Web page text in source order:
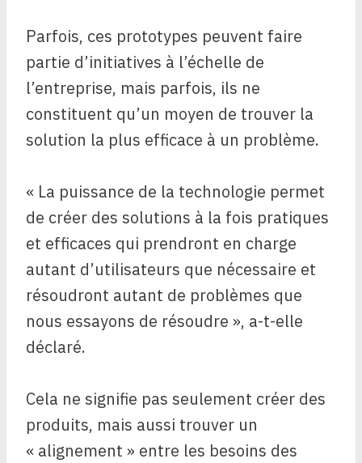
Parfois, ces prototypes peuvent faire
partie d’initiatives à l’échelle de
l’entreprise, mais parfois, ils ne
constituent qu’un moyen de trouver la
solution la plus efficace à un problème.
« La puissance de la technologie permet
de créer des solutions à la fois pratiques
et efficaces qui prendront en charge
autant d’utilisateurs que nécessaire et
résoudront autant de problèmes que
nous essayons de résoudre », a-t-elle
déclaré.
Cela ne signifie pas seulement créer des
produits, mais aussi trouver un
« alignement » entre les besoins des